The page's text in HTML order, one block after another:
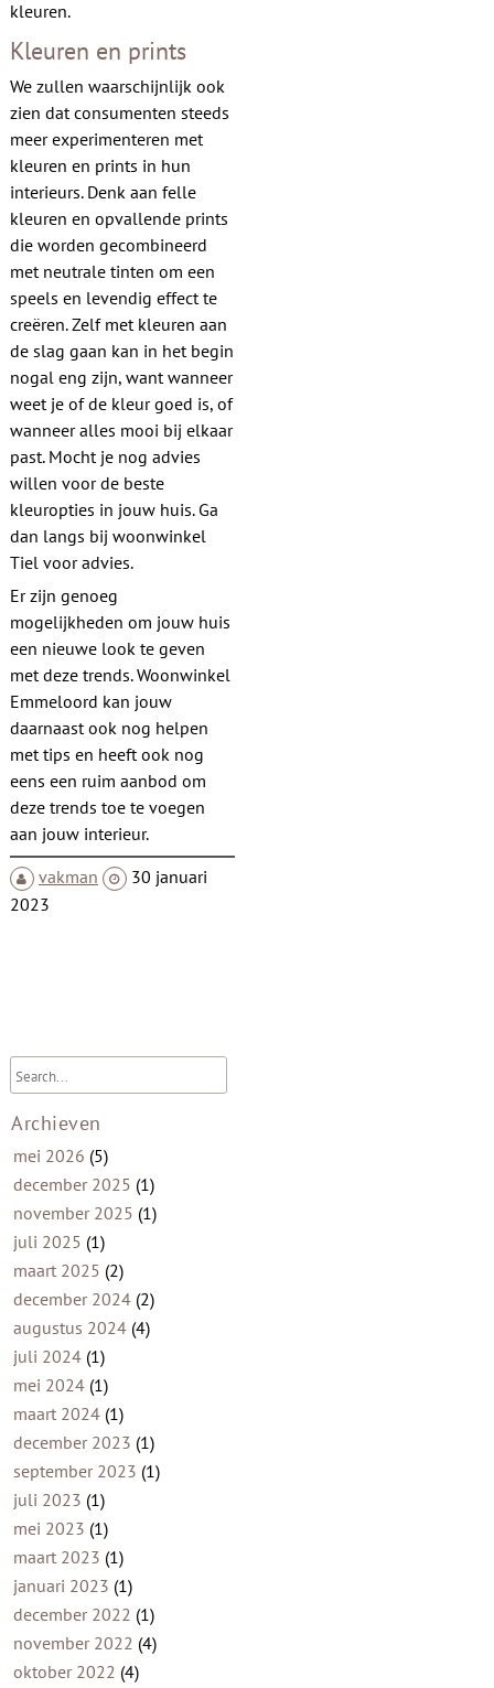
kleuren.
Kleuren en prints
We zullen waarschijnlijk ook
zien dat consumenten steeds
meer experimenteren met
kleuren en prints in hun
interieurs. Denk aan felle
kleuren en opvallende prints
die worden gecombineerd
met neutrale tinten om een
speels en levendig effect te
creëren. Zelf met kleuren aan
de slag gaan kan in het begin
nogal eng zijn, want wanneer
weet je of de kleur goed is, of
wanneer alles mooi bij elkaar
past. Mocht je nog advies
willen voor de beste
kleuropties in jouw huis. Ga
dan langs bij woonwinkel
Tiel voor advies.
Er zijn genoeg
mogelijkheden om jouw huis
een nieuwe look te geven
met deze trends. Woonwinkel
Emmeloord kan jouw
daarnaast ook nog helpen
met tips en heeft ook nog
eens een ruim aanbod om
deze trends toe te voegen
aan jouw interieur.
vakman
30 januari
2023
Archieven
mei 2026 (5)
december 2025 (1)
november 2025 (1)
juli 2025 (1)
maart 2025 (2)
december 2024(2)
augustus 2024(4)
juli 2024(1)
mei 2024(1)
maart 2024(1)
december 2023 (1)
september 2023 (1)
juli 2023 (1)
mei 2023 (1)
maart 2023 (1)
januari 2023 (1)
december 2022 (1)
november 2022 (4)
oktober 2022 (4)